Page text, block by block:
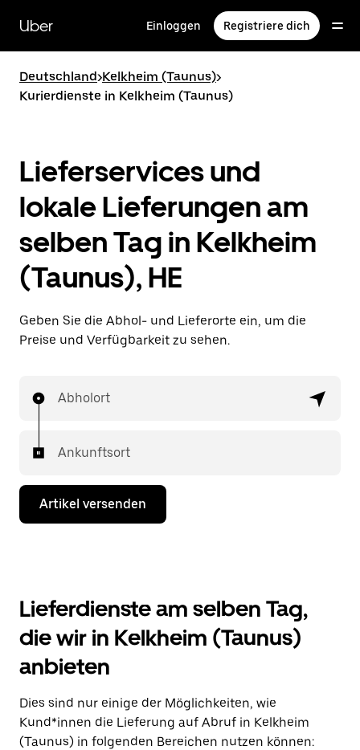
zum
Hauptinhalt
Uber Einloggen Registriere dich
Deutschland>Kelkheim (Taunus)>
Kurierdienste in Kelkheim (Taunus)
Lieferservices und
lokale Lieferungen am
selben Tag in Kelkheim
(Taunus), HE
Geben Sie die Abhol- und Lieferorte ein, um die
Preise und Verfügbarkeit zu sehen.
Abholort
Ankunftsort
Artikel versenden
Lieferdienste am selben Tag,
die wir in Kelkheim (Taunus)
anbieten
Dies sind nur einige der Möglichkeiten, wie
Kund*innen die Lieferung auf Abruf in Kelkheim
(Taunus) in folgenden Bereichen nutzen können: